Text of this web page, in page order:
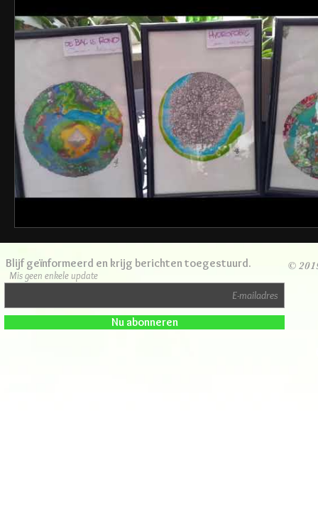
©
Blijf geïnformeerd en krijg berichten toegestuurd.
Mis geen enkele update
Nu abonneren